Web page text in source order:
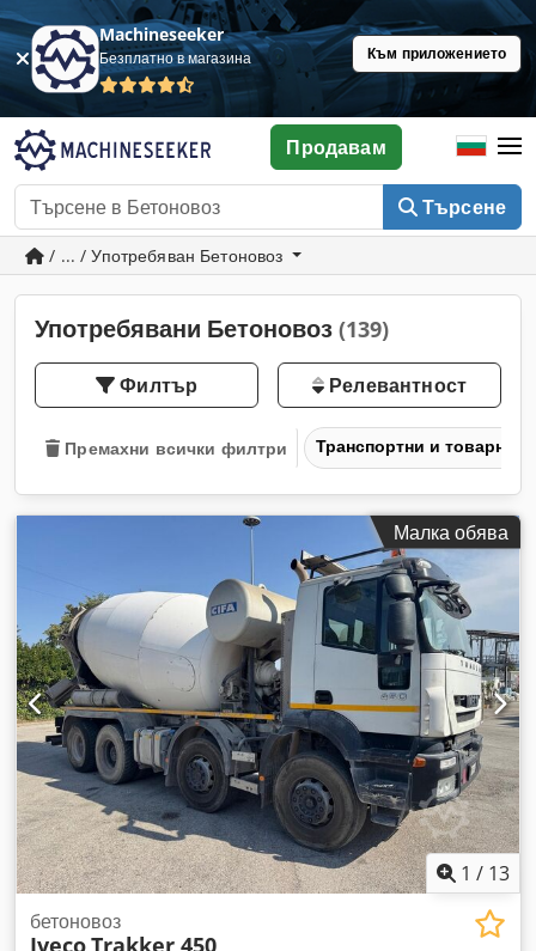
Machineseeker
Безплатно в магазина Към приложението
Търсене
Продавам
/ ... / Употребяван Бетоновоз
Употребявани Бетоновоз (139)
Филтър Релевантност
Премахни всички филтри Транспортни и товарни
Малка обява
1 / 13
бетоновоз
IvecoTrakker 450